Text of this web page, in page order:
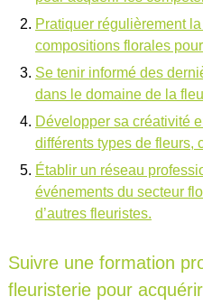
Pratiquer régulièrement
compositions florales
Se tenir informé des
dans le domaine de la
Développer sa créativité
différents types de fleurs,
Établir un réseau
événements du secteur
d’autres fleuristes.
Suivre une formation
fleuristerie pour